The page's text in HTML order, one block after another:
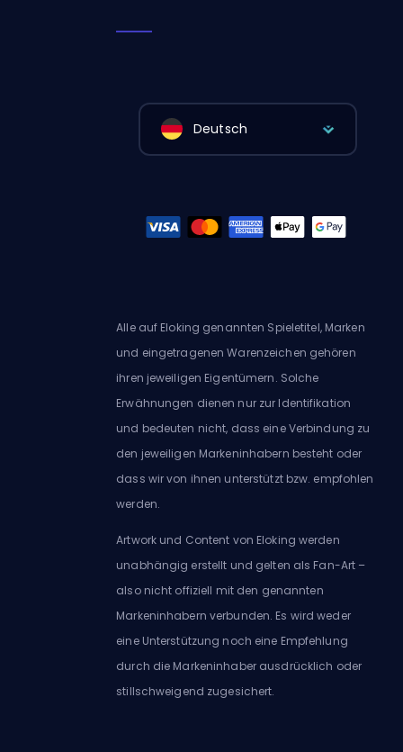
Deutsch
Alle auf Eloking genannten Spieletitel, Marken
und eingetragenen Warenzeichen gehören
ihren jeweiligen Eigentümern. Solche
Erwähnungen dienen nur zur Identifikation
und bedeuten nicht, dass eine Verbindung zu
den jeweiligen Markeninhabern besteht oder
dass wir von ihnen unterstützt bzw. empfohlen
werden.
Artwork und Content von Eloking werden
unabhängig erstellt und gelten als Fan-Art –
also nicht offiziell mit den genannten
Markeninhabern verbunden. Es wird weder
eine Unterstützung noch eine Empfehlung
durch die Markeninhaber ausdrücklich oder
stillschweigend zugesichert.